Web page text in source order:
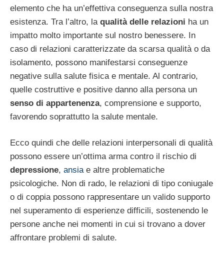
elemento che ha un’effettiva conseguenza sulla nostra
esistenza. Tra l’altro, la qualità delle relazioni ha un
impatto molto importante sul nostro benessere. In
caso di relazioni caratterizzate da scarsa qualità o da
isolamento, possono manifestarsi conseguenze
negative sulla salute fisica e mentale. Al contrario,
quelle costruttive e positive danno alla persona un
senso di appartenenza, comprensione e supporto,
favorendo soprattutto la salute mentale.
Ecco quindi che delle relazioni interpersonali di qualità
possono essere un’ottima arma contro il rischio di
depressione, ansiae altre problematiche
psicologiche. Non di rado, le relazioni di tipo coniugale
o di coppia possono rappresentare un valido supporto
nel superamento di esperienze difficili, sostenendo le
persone anche nei momenti in cui si trovano a dover
affrontare problemi di salute.